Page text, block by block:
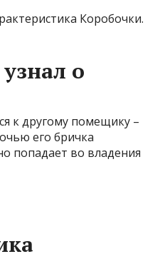
Коробочки.
о
к другому помещику –
его бричка
попадает во владения